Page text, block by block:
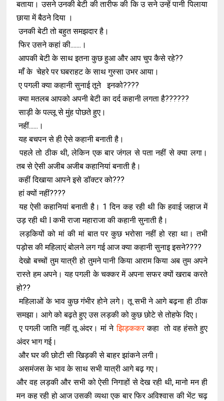
बताया। उसने उनकी बेटी की तारीफ की कि उ सने उन्हें पानी पिलाया
छाया में बैठने दिया ।
उनकी बेटी तो बहुत समझदार है।
फिर उसने कहां की.......।
आपकी बेटी के साथ इतना कुछ हुआ और आप चुप कैसे रहे??
माँ के चेहरे पर घबराहट के साथ गुस्सा उभर आया।
ए पगली क्या कहानी सुनाई तूने इनको????
क्या मतलब आपको अपनी बेटी का दर्द कहानी लगता है??????
साड़ी के पल्लू से मुंह पोछते हुए।
नहीं......।
यह बचपन से ही ऐसे कहानी बनाती है।
पहले तो ठीक थी, लेकिन एक बार जंगल से पता नहीं से क्या लगा।
तब से ऐसी अजीब अजीब कहानियां बनाती है।
कहीं दिखाया आपने इसे डॉक्टर को???
हां क्यों नहीं????
यह ऐसी कहानियां बनाती है। 1 दिन कह रही थी कि हवाई जहाज में
उड़ रही थी l कभी राजा महाराजा की कहानी सुनाती है।
लड़कियों को मां की मां बात पर कुछ भरोसा नहीं हो रहा था। तभी
पड़ोस की महिलाएं बोलने लग गई आज क्या कहानी सुनाइ इसने????
देखो बच्चों तुम यात्री हो तुमने पानी किया आराम किया अब तुम अपने
रास्ते हम अपने। यह पगली के चक्कर में अपना सफर क्यों खराब करते
हो??
महिलाओं के भाव कुछ गंभीर होने लगे। तू सभी ने आगे बढ़ना ही ठीक
समझा। आगे को बढ़ते हुए उस लड़की को कुछ छोटे से तोहफे दिए।
ए पगली जाति नहीं तू अंदर। मां नेझिड़ककरकहा तो वह हंसते हुए
अंदर भाग गई।
और घर की छोटी सी खिड़की से बाहर झांकने लगी।
असमंजस के भाव के साथ सभी यात्री आगे बढ़ गए।
और वह लड़की और सभी को ऐसी निगाहों से देख रही थी, मानो मन ही
मन कह रही हो आज उसकी व्यथा एक बार फिर अविश्वास की भेंट चढ़